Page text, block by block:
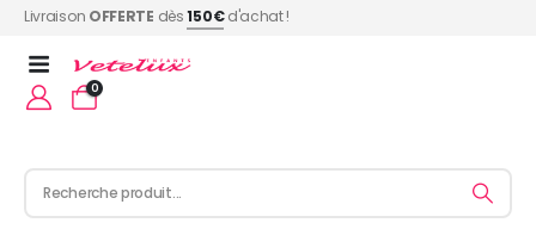
Livraison OFFERTE dès150€d'achat !
0